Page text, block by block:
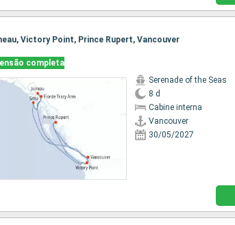
Victory Point, Prince Rupert, Vancouver
completa
Serenade of the Seas
8 d
Cabine interna
Vancouver
30/05/2027